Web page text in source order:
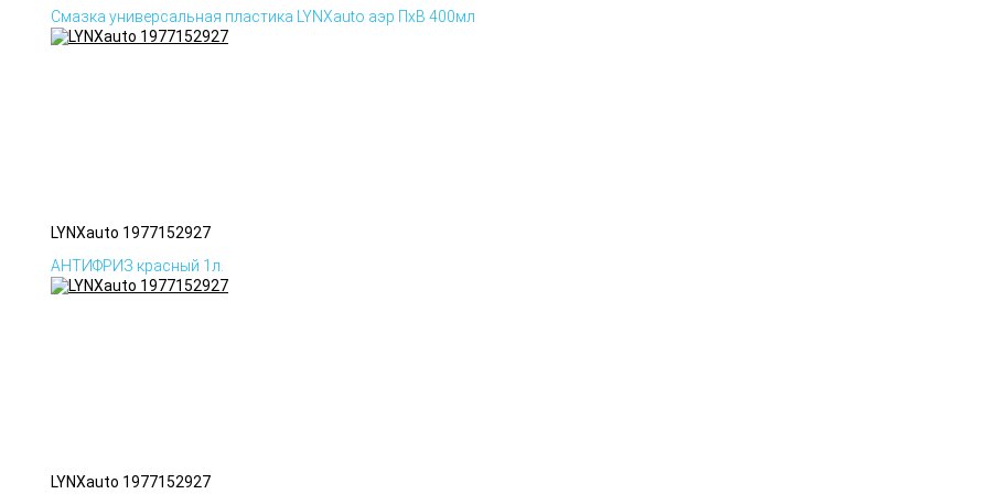
Смазка универсальная пластика LYNXauto аэр ПхВ 400мл
LYNXauto 1977152927
АНТИФРИЗ красный 1л.
LYNXauto 1977152927